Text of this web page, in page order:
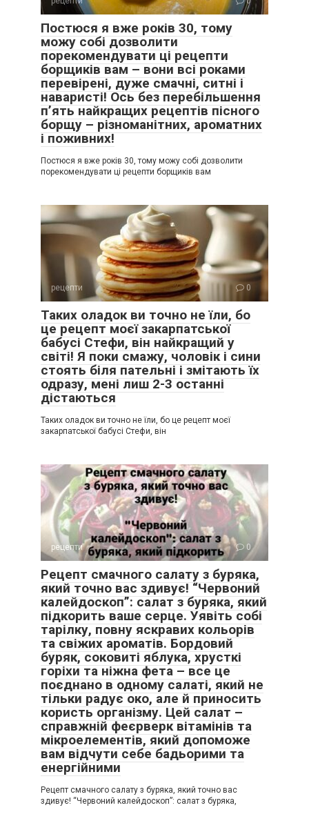
Постюся я вже років 30, тому
можу собі дозволити
порекомендувати ці рецепти
борщиків вам – вони всі роками
перевірені, дуже смачні, ситні і
наваристі! Ось без перебільшення
п’ять найкращих рецептів пісного
борщу – різноманітних, ароматних
і поживних!
Постюся я вже років 30, тому можу собі дозволити
порекомендувати ці рецепти борщиків вам
рецепти 0
Таких оладок ви точно не їли, бо
це рецепт моєї закарпатської
бабусі Стефи, він найкращий у
світі! Я поки смажу, чоловік і сини
стоять біля пательні і змітають їх
одразу, мені лиш 2-3 останні
дістаються
Таких оладок ви точно не їли, бо це рецепт моєї
закарпатської бабусі Стефи, він
рецепти 0
Рецепт смачного салату з буряка,
який точно вас здивує! “Червоний
калейдоскоп”: салат з буряка, який
підкорить ваше серце. Уявіть собі
тарілку, повну яскравих кольорів
та свіжих ароматів. Бордовий
буряк, соковиті яблука, хрусткі
горіхи та ніжна фета – все це
поєднано в одному салаті, який не
тільки радує око, але й приносить
користь організму. Цей салат –
справжній феєрверк вітамінів та
мікроелементів, який допоможе
вам відчути себе бадьорими та
енергійними
Рецепт смачного салату з буряка, який точно вас
здивує! “Червоний калейдоскоп”: салат з буряка,